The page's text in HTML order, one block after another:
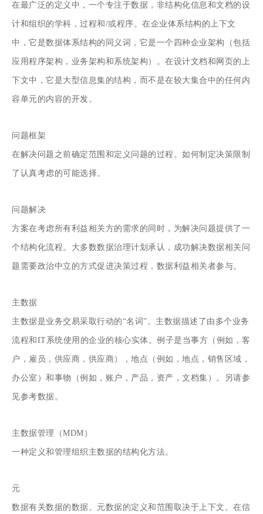
在最广泛的定义中，一个专注于数据，非结构化信息和文档的设
计和组织的学科，过程和/或程序。在企业体系结构的上下文
中，它是数据体系结构的同义词，它是一个四种企业架构（包括
应用程序架构，业务架构和系统架构）。在设计文档和网页的上
下文中，它是大型信息集的结构，而不是在较大集合中的任何内
容单元的内容的开发。
问题框架
在解决问题之前确定范围和定义问题的过程。如何制定决策限制
了认真考虑的可能选择。
问题解决
方案在考虑所有利益相关方的需求的同时，为解决问题提供了一
个结构化流程。大多数数据治理计划承认，成功解决数据相关问
题需要政治中立的方式促进决策过程，数据利益相关者参与。
主数据
主数据是业务交易采取行动的“名词”。主数据描述了由多个业务
流程和IT系统使用的企业的核心实体。例子是当事方（例如，客
户，雇员，供应商，供应商），地点（例如，地点，销售区域，
办公室）和事物（例如，账户，产品，资产，文档集）。另请参
见参考数据。
主数据管理（MDM）
一种定义和管理组织主数据的结构化方法。
元
数据有关数据的数据。元数据的定义和范围取决于上下文。在信